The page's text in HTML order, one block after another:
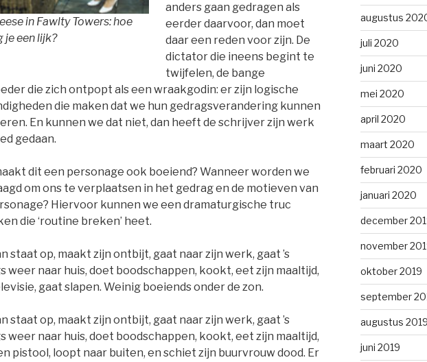
in Fawlty Towers: hoe
je een lijk?
anders gaan gedragen als
eerder daarvoor, dan moet
daar een reden voor zijn. De
dictator die ineens begint te
twijfelen, de bange
die zich ontpopt als een wraakgodin: er zijn logische
die maken dat we hun gedragsverandering kunnen
En kunnen we dat niet, dan heeft de schrijver zijn werk
gedaan.
dit een personage ook boeiend? Wanneer worden we
om ons te verplaatsen in het gedrag en de motieven van
Hiervoor kunnen we een dramaturgische truc
die ‘routine breken’ heet.
staat op, maakt zijn ontbijt, gaat naar zijn werk, gaat ’s
weer naar huis, doet boodschappen, kookt, eet zijn maaltijd,
gaat slapen. Weinig boeiends onder de zon.
staat op, maakt zijn ontbijt, gaat naar zijn werk, gaat ’s
weer naar huis, doet boodschappen, kookt, eet zijn maaltijd,
pistool, loopt naar buiten, en schiet zijn buurvrouw dood. Er
augustus
juli 2020
juni 2020
mei 2020
april 2020
maart 2020
februari 2020
januari 2020
december
november
oktober 2019
september
augustus
juni 2019